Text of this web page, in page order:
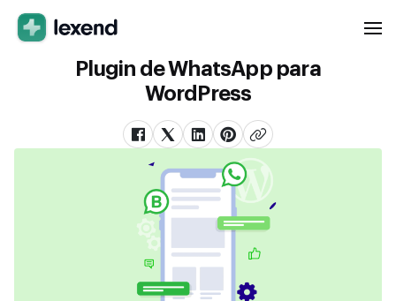
Plugin de WhatsApp para
WordPress